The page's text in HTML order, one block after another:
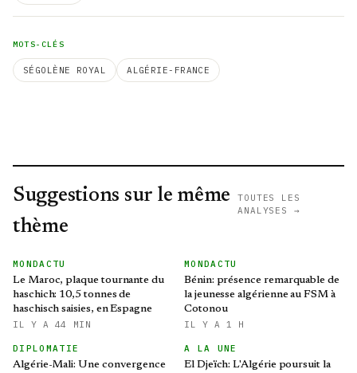
MOTS-CLÉS
SÉGOLÈNE ROYAL ALGÉRIE-FRANCE
Suggestions sur le même
thème
TOUTES LES
ANALYSES →
MONDACTU
Le Maroc, plaque tournante du
haschich: 10,5 tonnes de
haschisch saisies, en Espagne
IL Y A 44 MIN
MONDACTU
Bénin: présence remarquable de
la jeunesse algérienne au FSM à
Cotonou
IL Y A 1 H
DIPLOMATIE
Algérie-Mali: Une convergence
A LA UNE
El Djeïch: L'Algérie poursuit la